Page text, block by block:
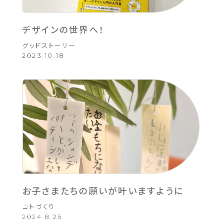
デザインの世界へ！
グッドストーリー
2023.10.18
お子さまたちの願いが叶いますように
コトづくり
2024.8.25